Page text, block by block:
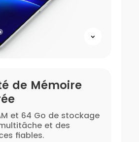
de Mémoire
et 64 Go de stockage
et des
fiables.